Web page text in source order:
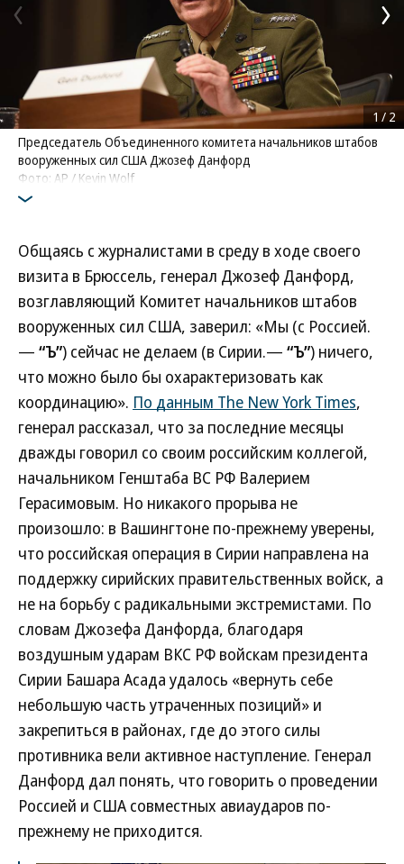
Председатель Объединенного комитета начальников штабов
вооруженных сил США Джозеф Данфорд
Фото: AP / Kevin Wolf
1/2
Общаясь с журналистами в среду в ходе своего
визита в Брюссель, генерал Джозеф Данфорд,
возглавляющий Комитет начальников штабов
вооруженных сил США, заверил: «Мы (с Россией.
— “Ъ”) сейчас не делаем (в Сирии.— “Ъ”) ничего,
что можно было бы охарактеризовать как
координацию». По данным The New York Times,
генерал рассказал, что за последние месяцы
дважды говорил со своим российским коллегой,
начальником Генштаба ВС РФ Валерием
Герасимовым. Но никакого прорыва не
произошло: в Вашингтоне по-прежнему уверены,
что российская операция в Сирии направлена на
поддержку сирийских правительственных войск, а
не на борьбу с радикальными экстремистами. По
словам Джозефа Данфорда, благодаря
воздушным ударам ВКС РФ войскам президента
Сирии Башара Асада удалось «вернуть себе
небольшую часть утраченных позиций» и
закрепиться в районах, где до этого силы
противника вели активное наступление. Генерал
Данфорд дал понять, что говорить о проведении
Россией и США совместных авиаударов по-
прежнему не приходится.